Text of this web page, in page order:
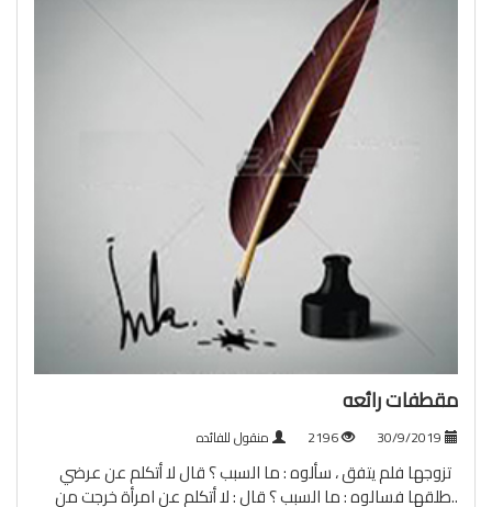
مقطفات رائعه
2196 منقول للفائده
تزوجها فلم يتفق ، سألوه : ما السبب ؟ قال لا أتكلم عن عرضي
..طلقها فسالوه : ما السبب ؟ قال : لا أتكلم عن امرأة خرجت من